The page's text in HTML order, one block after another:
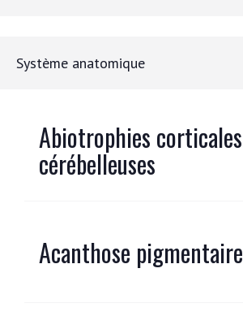
Système anatomique
Abiotrophies corticales
cérébelleuses
Acanthose pigmentaire